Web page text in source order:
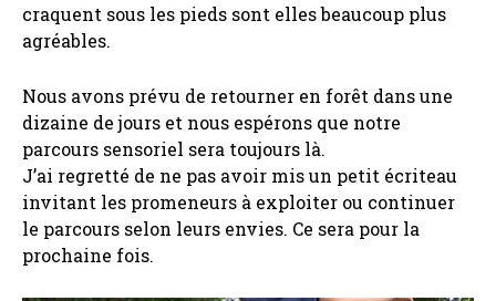
craquent sous les pieds sont elles beaucoup plus
agréables.
Nous avons prévu de retourner en forêt dans une
dizaine de jours et nous espérons que notre
parcours sensoriel sera toujours là.
J’ai regretté de ne pas avoir mis un petit écriteau
invitant les promeneurs à exploiter ou continuer
le parcours selon leurs envies. Ce sera pour la
prochaine fois.